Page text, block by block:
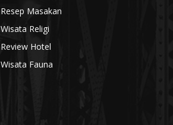
Resep Masakan
Wisata Religi
Review Hotel
Wisata Fauna